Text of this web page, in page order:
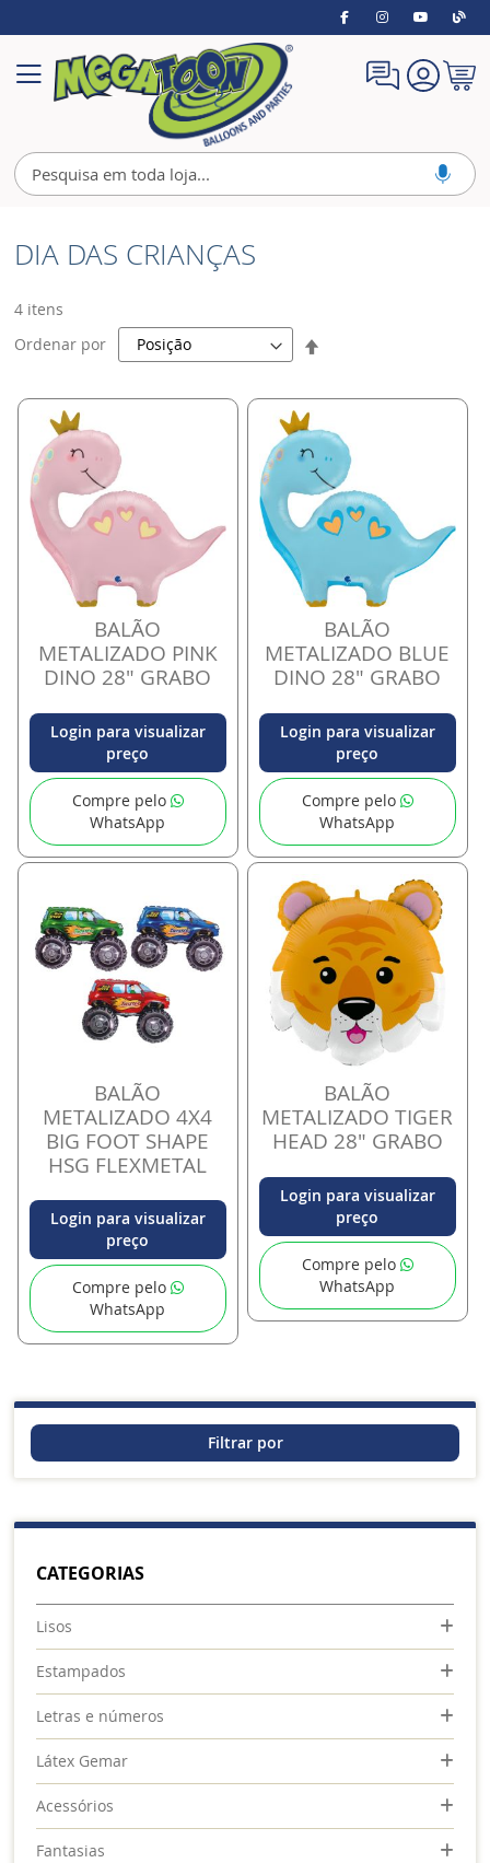
Alternar
Nav
Meu
DIA DAS CRIANÇAS
4 itens
Ordenar por
BALÃO
METALIZADO PINK
DINO 28" GRABO
Login para visualizar
preço
Compre pelo
WhatsApp
BALÃO
METALIZADO BLUE
DINO 28" GRABO
Login para visualizar
preço
Compre pelo
WhatsApp
BALÃO
METALIZADO 4X4
BIG FOOT SHAPE
HSG FLEXMETAL
Login para visualizar
preço
Compre pelo
WhatsApp
BALÃO
METALIZADO TIGER
HEAD 28" GRABO
Login para visualizar
preço
Compre pelo
WhatsApp
Filtrar por
CATEGORIAS
Lisos
Estampados
Letras e números
Látex Gemar
Acessórios
Fantasias